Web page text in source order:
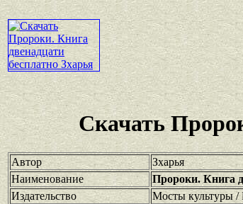
Скачать
Автор
Зхарья
Наименование
Пророки. Книга
Издательство
Мосты культуры /